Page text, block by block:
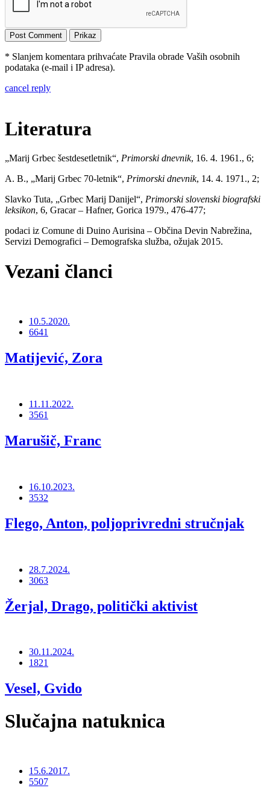
* Slanjem komentara prihvaćate Pravila obrade Vaših osobnih
podataka (e-mail i IP adresa).
cancel reply
Literatura
„Marij Grbec šestdesetletnik“, Primorski dnevnik, 16. 4. 1961., 6;
A. B., „Marij Grbec 70-letnik“, Primorski dnevnik, 14. 4. 1971., 2;
Slavko Tuta, „Grbec Marij Danijel“, Primorski slovenski biografski
leksikon, 6, Gracar – Hafner, Gorica 1979., 476-477;
podaci iz Comune di Duino Aurisina – Občina Devin Nabrežina,
Servizi Demografici – Demografska služba, ožujak 2015.
Vezani članci
10.5.2020.
6641
Matijević, Zora
11.11.2022.
3561
Marušič, Franc
16.10.2023.
3532
Flego, Anton, poljoprivredni stručnjak
28.7.2024.
3063
Žerjal, Drago, politički aktivist
30.11.2024.
1821
Vesel, Gvido
Slučajna natuknica
15.6.2017.
5507